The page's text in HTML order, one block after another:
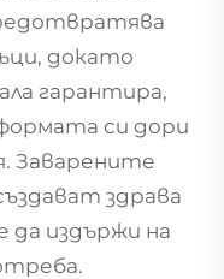
докато
гарантира,
си дори
Заварените
здрава
да издържи на